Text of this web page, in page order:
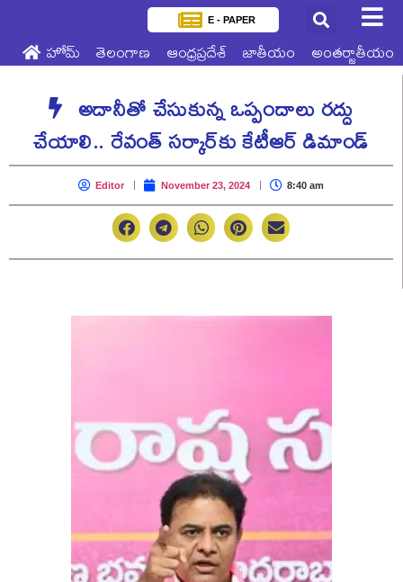
E - PAPER
హోమ్ తెలంగాణ ఆంధ్రప్రదేశ్ జాతీయం అంతర్జాతీయం
అదానీతో చేసుకున్న ఒప్పందాలు రద్దు
చేయాలి.. రేవంత్ స‌ర్కార్‌కు కేటీఆర్ డిమాండ్
Editor November 23, 2024 8:40 am